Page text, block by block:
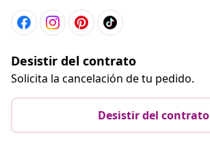
Desistir del contrato
Solicita la cancelación de tu pedido.
Desistir del contrato